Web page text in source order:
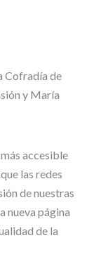
Cofradía de
y María
accesible
las redes
de nuestras
nueva página
de la